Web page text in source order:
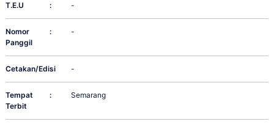
T.E.U : -
Nomor
Panggil
: -
Cetakan/Edisi
: -
Tempat
Terbit
: Semarang